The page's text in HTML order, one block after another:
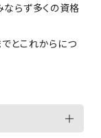
らず多くの資格
とこれからにつ